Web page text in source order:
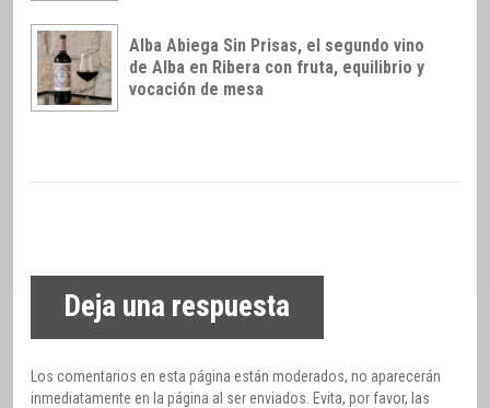
Alba Abiega Sin Prisas, el segundo vino
de Alba en Ribera con fruta, equilibrio y
vocación de mesa
Deja una respuesta
Los comentarios en esta página están moderados, no aparecerán
inmediatamente en la página al ser enviados. Evita, por favor, las